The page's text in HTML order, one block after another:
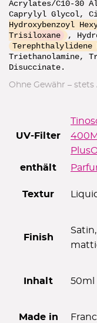
Acrylates/C10-30
Caprylyl Glycol,
Hydroxybenzoyl
Trisiloxane
,
Terephthalylidene
Triethanolamine,
Disuccinate.
Ohne Gewähr –
UV-Filter
400
Plus
enthält
Textur
Finish
Inhalt 50ml
Made in